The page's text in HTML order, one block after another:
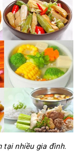
tại nhiều gia đình.